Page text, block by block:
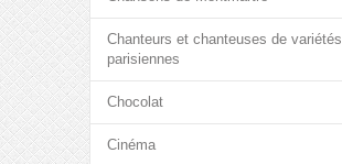
Chanteurs et chanteuses de variétés
parisiennes
Chocolat
Cinéma